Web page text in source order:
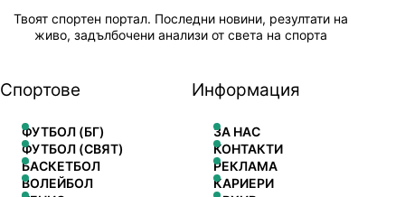
Твоят спортен портал. Последни новини, резултати на
живо, задълбочени анализи от света на спорта
Спортове
ФУТБОЛ (БГ)
ФУТБОЛ (СВЯТ)
БАСКЕТБОЛ
ВОЛЕЙБОЛ
Информация
ЗА НАС
КОНТАКТИ
РЕКЛАМА
КАРИЕРИ